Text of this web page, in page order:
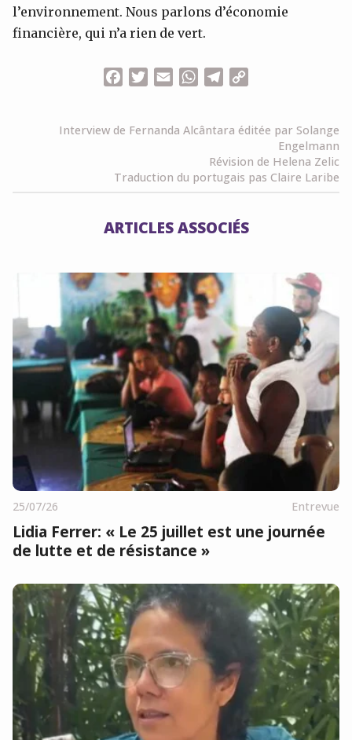
l’environnement. Nous parlons d’économie
financière, qui n’a rien de vert.
FacebookTwitterEmailWhatsApp
Telegram
Interview de Fernanda Alcântara éditée par Solange
Engelmann
Révision de Helena Zelic
Traduction du portugais pas Claire Laribe
ARTICLES ASSOCIÉS
25/07/26 Entrevue
Lidia Ferrer: « Le 25 juillet est une journée
de lutte et de résistance »